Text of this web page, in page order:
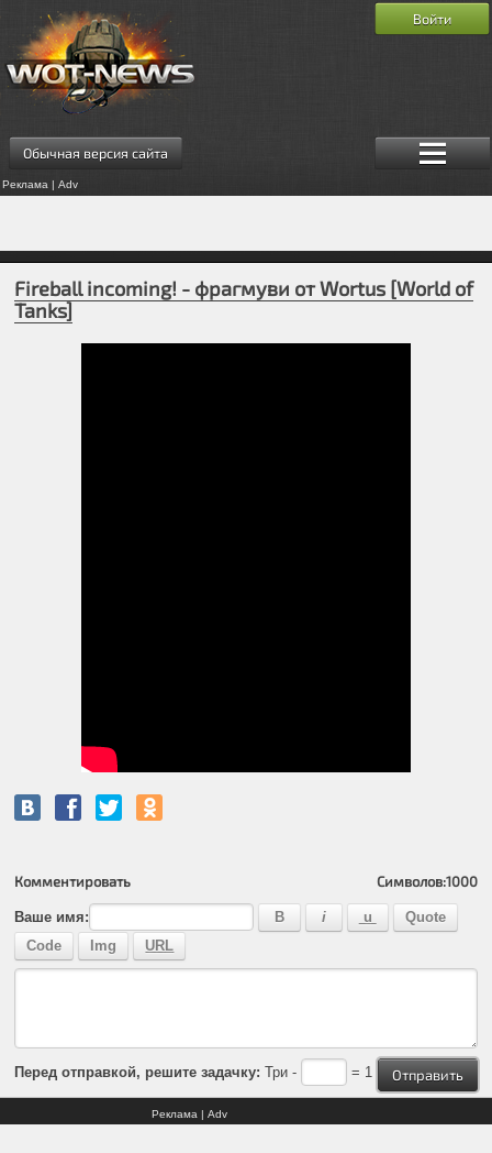
Обычная версия сайта
Реклама | Adv
Войти
Fireball incoming! - фрагмуви от Wortus [World of
Tanks]
Комментировать Символов:1000
Ваше имя:
Перед отправкой, решите задачку: Три - = 1
Реклама | Adv